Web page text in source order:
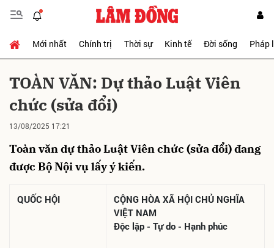
Mới nhất Chính trị Thời sự Kinh tế Đời sống Pháp
TOÀN VĂN: Dự thảo Luật Viên
chức (sửa đổi)
13/08/2025 17:21
Toàn văn dự thảo Luật Viên chức (sửa đổi) đang
được Bộ Nội vụ lấy ý kiến.
QUỐC HỘI
CỘNG HÒA XÃ HỘI CHỦ NGHĨA
VIỆT NAM
Độc lập - Tự do - Hạnh phúc
Gửi bình luận